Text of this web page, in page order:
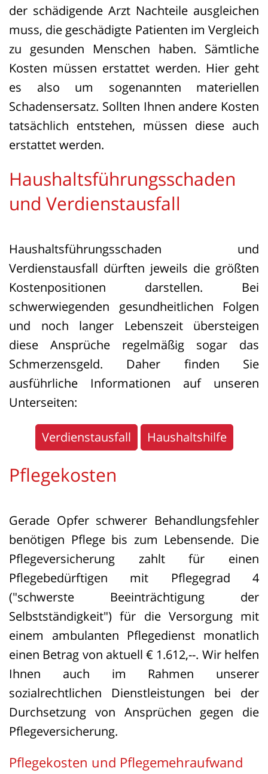
der schädigende Arzt Nachteile ausgleichen
muss, die geschädigte Patienten im Vergleich
zu gesunden Menschen haben. Sämtliche
Kosten müssen erstattet werden. Hier geht
es also um sogenannten materiellen
Schadensersatz. Sollten Ihnen andere Kosten
tatsächlich entstehen, müssen diese auch
erstattet werden.
Haushaltsführungsschaden
und Verdienstausfall
Haushaltsführungsschaden und
Verdienstausfall dürften jeweils die größten
Kostenpositionen darstellen. Bei
schwerwiegenden gesundheitlichen Folgen
und noch langer Lebenszeit übersteigen
diese Ansprüche regelmäßig sogar das
Schmerzensgeld. Daher finden Sie
ausführliche Informationen auf unseren
Unterseiten:
Verdienstausfall Haushaltshilfe
Pflegekosten
Gerade Opfer schwerer Behandlungsfehler
benötigen Pflege bis zum Lebensende. Die
Pflegeversicherung zahlt für einen
Pflegebedürftigen mit Pflegegrad 4
("schwerste Beeinträchtigung der
Selbstständigkeit") für die Versorgung mit
einem ambulanten Pflegedienst monatlich
einen Betrag von aktuell € 1.612,--. Wir helfen
Ihnen auch im Rahmen unserer
sozialrechtlichen Dienstleistungen bei der
Durchsetzung von Ansprüchen gegen die
Pflegeversicherung.
Pflegekosten und Pflegemehraufwand